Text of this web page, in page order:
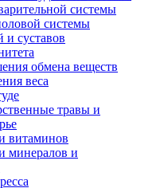
системы
системы
суставов
обмена веществ
веса
травы и
витаминов
минералов и